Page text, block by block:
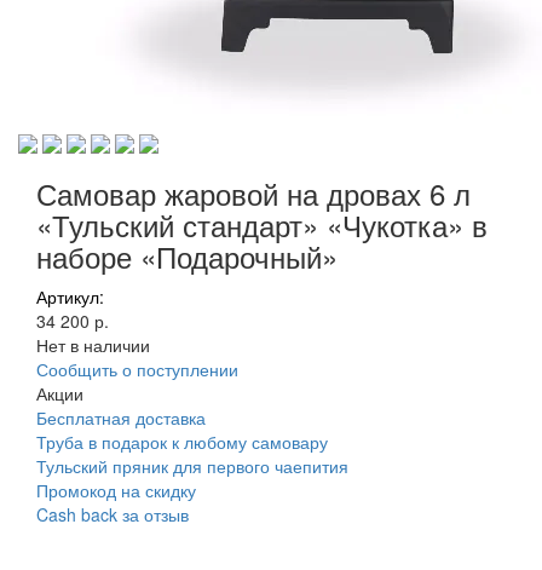
Самовар жаровой на дровах 6 л
«Тульский стандарт» «Чукотка» в
наборе «Подарочный»
Артикул:
34 200 р.
Нет в наличии
Сообщить о поступлении
Акции
Бесплатная доставка
Труба в подарок к любому самовару
Тульский пряник для первого чаепития
Промокод на скидку
Cash back за отзыв